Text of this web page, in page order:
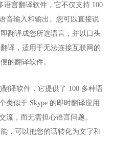
语言翻译软件，它不仅支持 100
音输入和输出。您可以直接说
翻译成您所选语言，并以口头
译，适用于无法连接互联网的
的翻译软件。
翻译软件，它提供了 100 多种语
类似于 Skype 的即时翻译应用
流，而无需担心语言问题。
，可以把您的话转化为文字和